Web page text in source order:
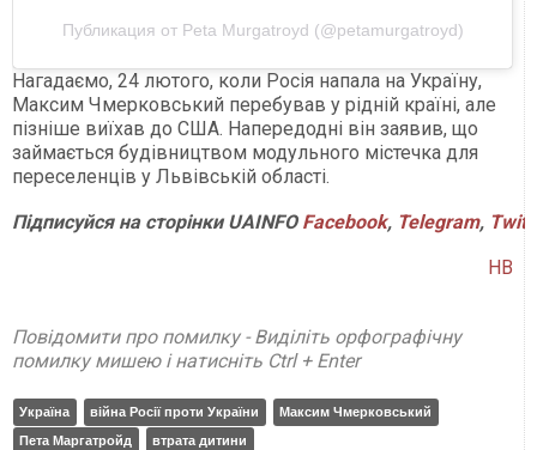
Публикация от Peta Murgatroyd (@petamurgatroyd)
Нагадаємо, 24 лютого, коли Росія напала на Україну,
Максим Чмерковський перебував у рідній країні, але
пізніше виїхав до США. Напередодні він заявив, що
займається будівництвом модульного містечка для
переселенців у Львівській області.
Підписуйся на сторінки UAINFO Facebook, Telegram,
НВ
Повідомити про помилку - Виділіть орфографічну
помилку мишею і натисніть Ctrl + Enter
Україна війна Росії проти України
Максим Чмерковський
Пета Маргатройд
втрата дитини